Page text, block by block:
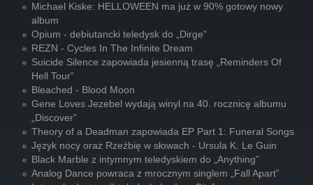
Michael Kiske: HELLOWEEN ma już w 90% gotowy nowy
album
Opium - debiutancki teledysk do „Dirge”
REZN - Cycles In The Infinite Dream
Suicide Silence zapowiada jesienną trasę „Reminders Of
Hell Tour”
Bleached - Blood Moon
Gene Loves Jezebel wydają winyl na 40. rocznicę albumu
„Discover”
Theory of a Deadman zapowiada EP Part 1: Funeral Songs
Język nocy oraz Rzeźbię w słowach - Ursula K. Le Guin
Black Marble z intymnym teledyskiem do „Anything”
Analog Dance powraca z mrocznym singlem „Fall Apart”